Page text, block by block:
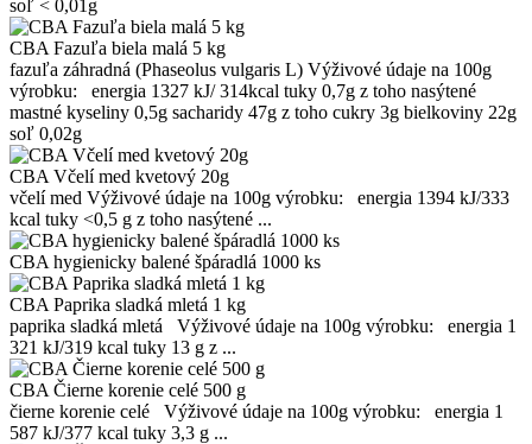
soľ < 0,01g
CBA Fazuľa biela malá 5 kg
fazuľa záhradná (Phaseolus vulgaris L) Výživové údaje na 100g
výrobku: energia 1327 kJ/ 314kcal tuky 0,7g z toho nasýtené
mastné kyseliny 0,5g sacharidy 47g z toho cukry 3g bielkoviny 22g
soľ 0,02g
CBA Včelí med kvetový 20g
včelí med Výživové údaje na 100g výrobku: energia 1394 kJ/333
kcal tuky ˂0,5 g z toho nasýtené ...
CBA hygienicky balené špáradlá 1000 ks
CBA Paprika sladká mletá 1 kg
paprika sladká mletá Výživové údaje na 100g výrobku: energia 1
321 kJ/319 kcal tuky 13 g z ...
CBA Čierne korenie celé 500 g
čierne korenie celé Výživové údaje na 100g výrobku: energia 1
587 kJ/377 kcal tuky 3,3 g ...